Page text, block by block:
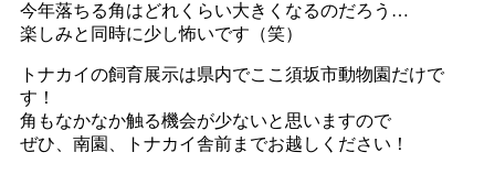
今年落ちる角はどれくらい大きくなるのだろう…
楽しみと同時に少し怖いです（笑）
トナカイの飼育展示は県内でここ須坂市動物園だけで
す！
角もなかなか触る機会が少ないと思いますので
ぜひ、南園、トナカイ舎前までお越しください！